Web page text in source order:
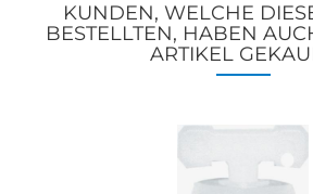
KUNDEN, WELCHE
BESTELLTEN, HABEN
ARTIKEL